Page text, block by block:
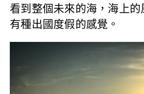
看到整個未來的海，海上的
有種出國度假的感覺。